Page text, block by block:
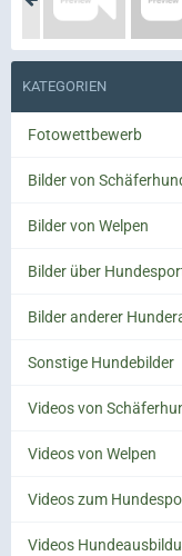
KATEGORIEN
Fotowettbewerb
Bilder von
Bilder von Welpen
Bilder über
Bilder anderer
Sonstige Hundebilder
Videos von
Videos von Welpen
Videos zum
Videos